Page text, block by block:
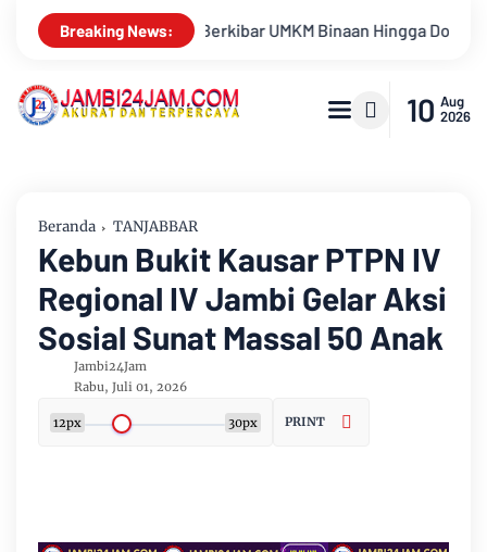
Breaking News:
Donor Darah Semarakkan HUT RI Ke-81 Di PTPN IV Regional
10 Aug
2026
Beranda TANJABBAR
Kebun Bukit Kausar PTPN IV
Regional IV Jambi Gelar Aksi
Sosial Sunat Massal 50 Anak
Jambi24Jam
Rabu, Juli 01, 2026
12px 30px PRINT